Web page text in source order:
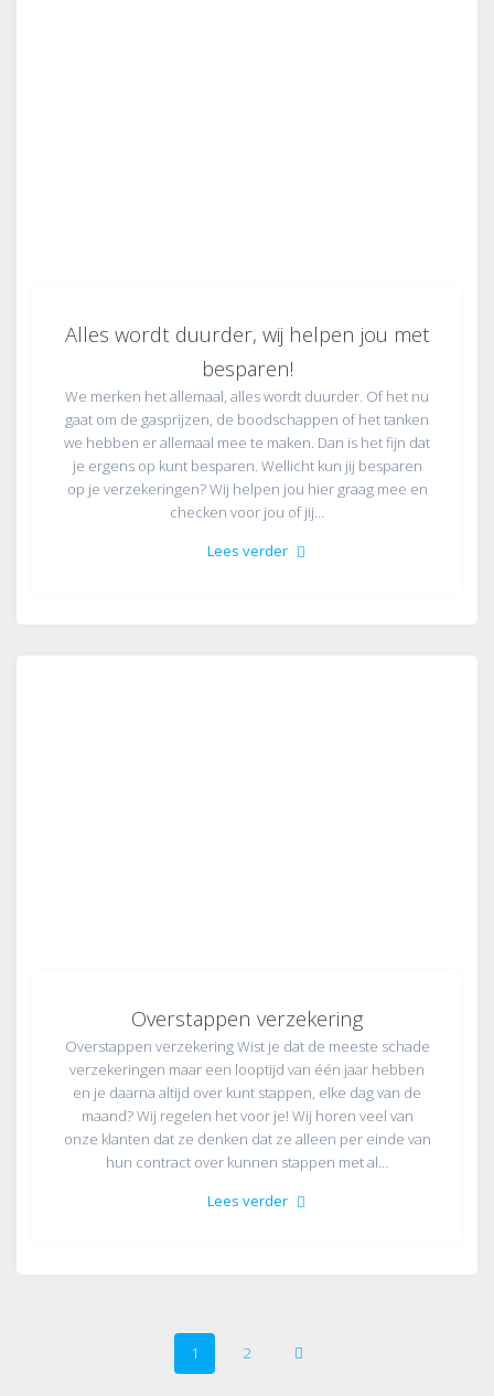
Alles wordt duurder, wij helpen jou met
besparen!
We merken het allemaal, alles wordt duurder. Of het nu
gaat om de gasprijzen, de boodschappen of het tanken
we hebben er allemaal mee te maken. Dan is het fijn dat
je ergens op kunt besparen. Wellicht kun jij besparen
op je verzekeringen? Wij helpen jou hier graag mee en
checken voor jou of jij…
Lees verder
Overstappen verzekering
Overstappen verzekering Wist je dat de meeste schade
verzekeringen maar een looptijd van één jaar hebben
en je daarna altijd over kunt stappen, elke dag van de
maand? Wij regelen het voor je! Wij horen veel van
onze klanten dat ze denken dat ze alleen per einde van
hun contract over kunnen stappen met al…
Lees verder
Berichten
Pagina
1 Pagina
2